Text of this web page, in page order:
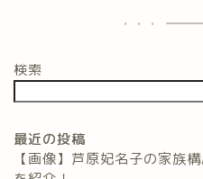
検索
最近の投稿
【画像】芦原妃名子の家族